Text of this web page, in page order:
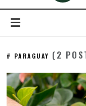
# PARAGUAY (2